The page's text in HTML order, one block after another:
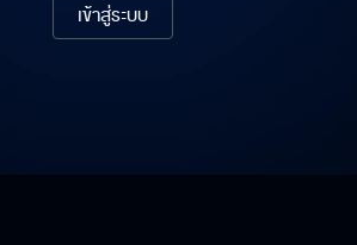
เข้าสู่ระบบ